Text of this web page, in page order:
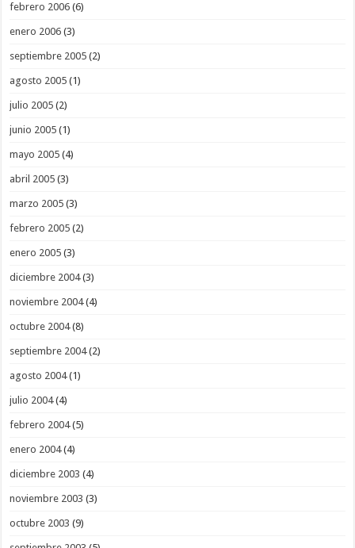
febrero 2006 (6)
enero 2006 (3)
septiembre 2005 (2)
agosto 2005 (1)
julio 2005 (2)
junio 2005 (1)
mayo 2005 (4)
abril 2005 (3)
marzo 2005 (3)
febrero 2005 (2)
enero 2005 (3)
diciembre 2004(3)
noviembre 2004(4)
octubre 2004(8)
septiembre 2004(2)
agosto 2004(1)
julio 2004(4)
febrero 2004(5)
enero 2004(4)
diciembre 2003 (4)
noviembre 2003 (3)
octubre 2003 (9)